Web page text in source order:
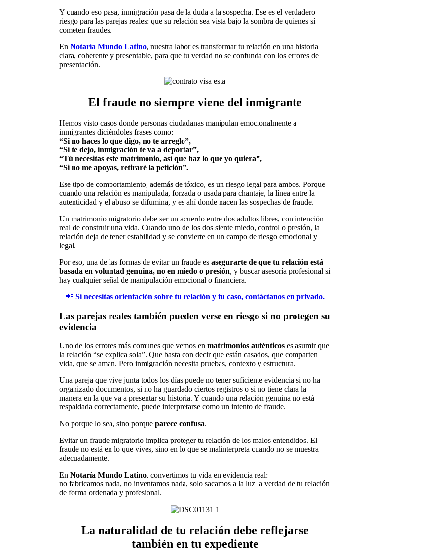
Y cuando eso pasa, inmigración pasa de la duda a la sospecha. Ese es el verdadero
riesgo para las parejas reales: que su relación sea vista bajo la sombra de quienes sí
cometen fraudes.
En Notaría Mundo Latino, nuestra labor es transformar tu relación en una historia
clara, coherente y presentable, para que tu verdad no se confunda con los errores de
presentación.
El fraude no siempre viene del inmigrante
Hemos visto casos donde personas ciudadanas manipulan emocionalmente a
inmigrantes diciéndoles frases como:
“Si no haces lo que digo, no te arreglo”,
“Si te dejo, inmigración te va a deportar”,
“Tú necesitas este matrimonio, así que haz lo que yo quiera”,
“Si no me apoyas, retiraré la petición”.
Ese tipo de comportamiento, además de tóxico, es un riesgo legal para ambos. Porque
cuando una relación es manipulada, forzada o usada para chantaje, la línea entre la
autenticidad y el abuso se difumina, y es ahí donde nacen las sospechas de fraude.
Un matrimonio migratorio debe ser un acuerdo entre dos adultos libres, con intención
real de construir una vida. Cuando uno de los dos siente miedo, control o presión, la
relación deja de tener estabilidad y se convierte en un campo de riesgo emocional y
legal.
Por eso, una de las formas de evitar un fraude es asegurarte de que tu relación está
basada en voluntad genuina, no en miedo o presión, y buscar asesoría profesional si
hay cualquier señal de manipulación emocional o financiera.
📲 Si necesitas orientación sobre tu relación y tu caso, contáctanos en privado.
Las parejas reales también pueden verse en riesgo si no protegen su
evidencia
Uno de los errores más comunes que vemos en matrimonios auténticos es asumir que
la relación “se explica sola”. Que basta con decir que están casados, que comparten
vida, que se aman. Pero inmigración necesita pruebas, contexto y estructura.
Una pareja que vive junta todos los días puede no tener suficiente evidencia si no ha
organizado documentos, si no ha guardado ciertos registros o si no tiene clara la
manera en la que va a presentar su historia. Y cuando una relación genuina no está
respaldada correctamente, puede interpretarse como un intento de fraude.
No porque lo sea, sino porque parece confusa.
Evitar un fraude migratorio implica proteger tu relación de los malos entendidos. El
fraude no está en lo que vives, sino en lo que se malinterpreta cuando no se muestra
adecuadamente.
En Notaría Mundo Latino, convertimos tu vida en evidencia real:
no fabricamos nada, no inventamos nada, solo sacamos a la luz la verdad de tu relación
de forma ordenada y profesional.
La naturalidad de tu relación debe reflejarse
también en tu expediente